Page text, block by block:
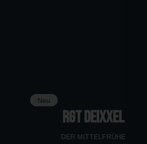
Neu
RGT DEIXXEL
DER MITTELFRÜHE